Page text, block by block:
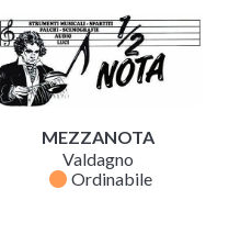
MEZZANOTA
Valdagno
fiber_manual_record Ordinabile